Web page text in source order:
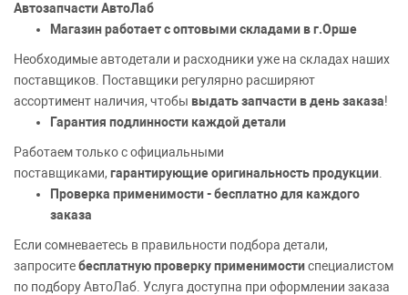
АвтозапчастиАвтоЛаб
Магазин работает с оптовыми складами в г.Орше
Необходимые автодетали и расходники уже на складах наших
поставщиков. Поставщики регулярно расширяют
ассортимент наличия, чтобы выдать запчасти в день заказа!
Гарантия подлинности каждой детали
Работаем только с официальными
поставщиками, гарантирующие оригинальность продукции
Проверка применимости - бесплатно для каждого
заказа
Если сомневаетесь в правильности подбора детали,
запроситебесплатную проверку применимостиспециалистом
по подбору АвтоЛаб. Услуга доступна при оформлении заказа